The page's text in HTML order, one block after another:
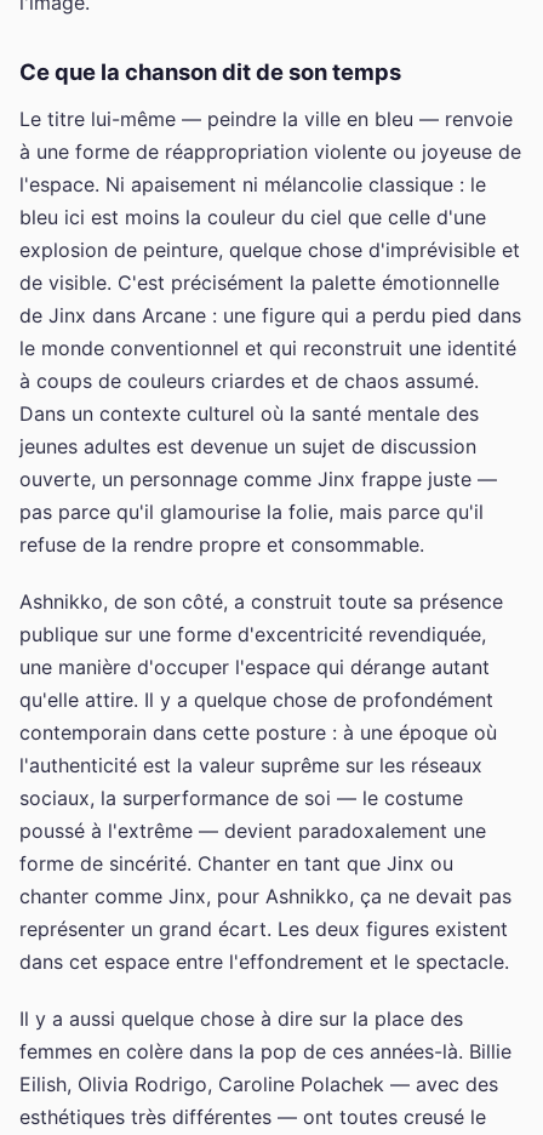
Ce que la chanson dit de son temps
Le titre lui-même — peindre la ville en bleu — renvoie
à une forme de réappropriation violente ou joyeuse de
l'espace. Ni apaisement ni mélancolie classique : le
bleu ici est moins la couleur du ciel que celle d'une
explosion de peinture, quelque chose d'imprévisible et
de visible. C'est précisément la palette émotionnelle
de Jinx dans Arcane : une figure qui a perdu pied dans
le monde conventionnel et qui reconstruit une identité
à coups de couleurs criardes et de chaos assumé.
Dans un contexte culturel où la santé mentale des
jeunes adultes est devenue un sujet de discussion
ouverte, un personnage comme Jinx frappe juste —
pas parce qu'il glamourise la folie, mais parce qu'il
refuse de la rendre propre et consommable.
Ashnikko, de son côté, a construit toute sa présence
publique sur une forme d'excentricité revendiquée,
une manière d'occuper l'espace qui dérange autant
qu'elle attire. Il y a quelque chose de profondément
contemporain dans cette posture : à une époque où
l'authenticité est la valeur suprême sur les réseaux
sociaux, la surperformance de soi — le costume
poussé à l'extrême — devient paradoxalement une
forme de sincérité. Chanter en tant que Jinx ou
chanter comme Jinx, pour Ashnikko, ça ne devait pas
représenter un grand écart. Les deux figures existent
dans cet espace entre l'effondrement et le spectacle.
Il y a aussi quelque chose à dire sur la place des
femmes en colère dans la pop de ces années-là. Billie
Eilish, Olivia Rodrigo, Caroline Polachek — avec des
esthétiques très différentes — ont toutes creusé le